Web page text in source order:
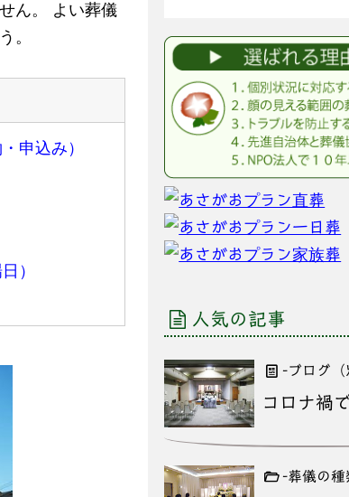
ん。 よい葬儀
。
申込み）
）
人気の記事
-ブログ（
コロナ禍
-葬儀の種